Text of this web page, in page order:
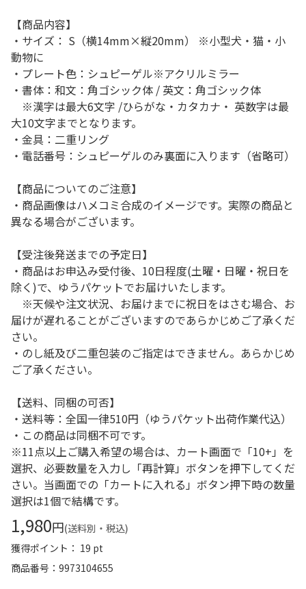
【商品内容】
・サイズ： S（横14mm×縦20mm） ※小型犬・猫・小
動物に
・プレート色：シュピーゲル※アクリルミラー
・書体：和文：角ゴシック体 / 英文：角ゴシック体
※漢字は最大6文字 /ひらがな・カタカナ・ 英数字は最
大10文字までとなります。
・金具：二重リング
・電話番号：シュピーゲルのみ裏面に入ります（省略可）
【商品についてのご注意】
・商品画像はハメコミ合成のイメージです。実際の商品と
異なる場合がございます。
【受注後発送までの予定日】
・商品はお申込み受付後、10日程度(土曜・日曜・祝日を
除く)で、ゆうパケットでお届けいたします。
※天候や注文状況、お届けまでに祝日をはさむ場合、お
届けが遅れることがございますのであらかじめご了承くだ
さい。
・のし紙及び二重包装のご指定はできません。あらかじめ
ご了承ください。
【送料、同梱の可否】
・送料等：全国一律510円（ゆうパケット出荷作業代込）
・この商品は同梱不可です。
※11点以上ご購入希望の場合は、カート画面で「10+」を
選択、必要数量を入力し「再計算」ボタンを押下してくだ
さい。当画面での「カートに入れる」ボタン押下時の数量
選択は1個で結構です。
1,980円(送料別・税込)
獲得ポイント： 19 pt
商品番号
9973104655